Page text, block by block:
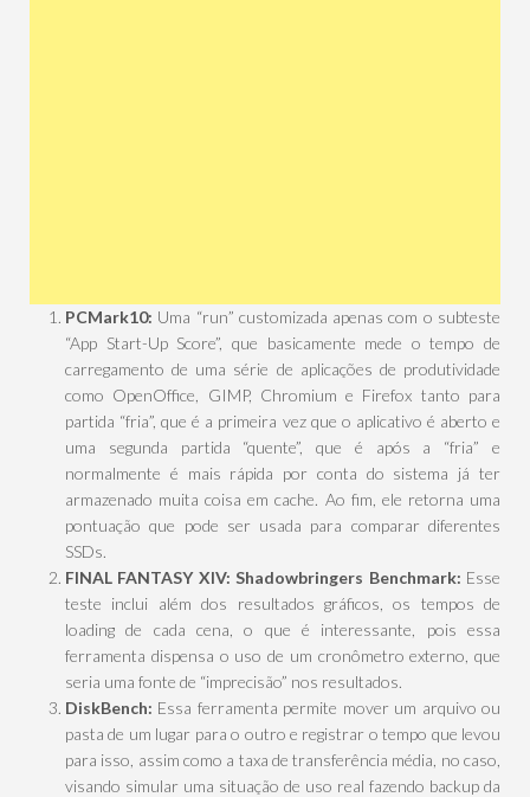
PCMark10: Uma “run” customizada apenas com o subteste
“App Start-Up Score”, que basicamente mede o tempo de
carregamento de uma série de aplicações de produtividade
como OpenOffice, GIMP, Chromium e Firefox tanto para
partida “fria”, que é a primeira vez que o aplicativo é aberto e
uma segunda partida “quente”, que é após a “fria” e
normalmente é mais rápida por conta do sistema já ter
armazenado muita coisa em cache. Ao fim, ele retorna uma
pontuação que pode ser usada para comparar diferentes
SSDs.
FINAL FANTASY XIV: Shadowbringers Benchmark: Esse
teste inclui além dos resultados gráficos, os tempos de
loading de cada cena, o que é interessante, pois essa
ferramenta dispensa o uso de um cronômetro externo, que
seria uma fonte de “imprecisão” nos resultados.
DiskBench: Essa ferramenta permite mover um arquivo ou
pasta de um lugar para o outro e registrar o tempo que levou
para isso, assim como a taxa de transferência média, no caso,
visando simular uma situação de uso real fazendo backup da